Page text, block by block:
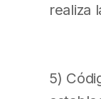
realiza
5)